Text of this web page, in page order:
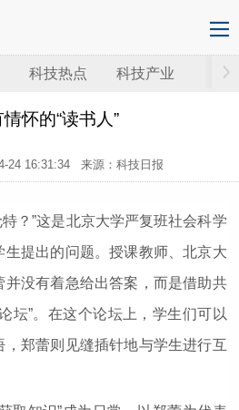
科技热点 科技产业
怀的“读书人”
24 16:31:34来源：科技日报
？”这是北京大学严复班社会科学
提出的问题。授课教师、北京大
没有着急给出答案，而是借助共
坛”。在这个论坛上，学生们可以
，郑蕾则见缝插针地与学生进行互